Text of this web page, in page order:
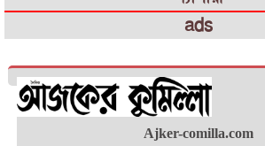
ads
Ajker-comilla.com